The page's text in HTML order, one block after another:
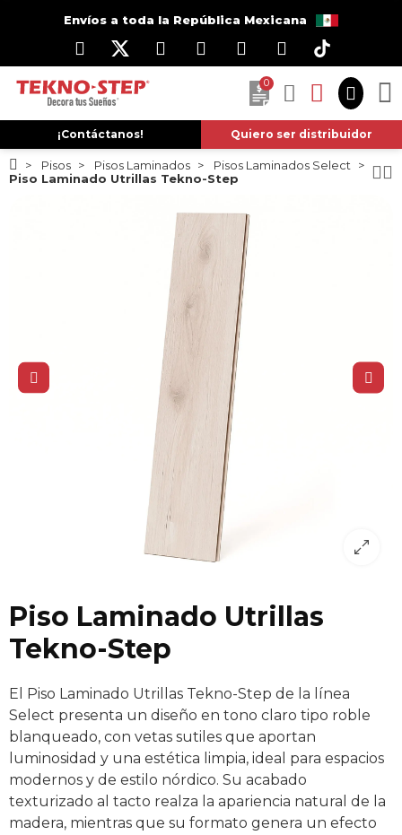
Envíos a toda la República Mexicana
0
¡Contáctanos! Quiero ser distribuidor
Pisos Pisos Laminados
Pisos Laminados Select
Piso Laminado Utrillas Tekno-Step
Piso Laminado Utrillas
Tekno-Step
El Piso Laminado Utrillas Tekno-Step de la línea
Select presenta un diseño en tono claro tipo roble
blanqueado, con vetas sutiles que aportan
luminosidad y una estética limpia, ideal para espacios
modernos y de estilo nórdico. Su acabado
texturizado al tacto realza la apariencia natural de la
madera, mientras que su formato genera un efecto